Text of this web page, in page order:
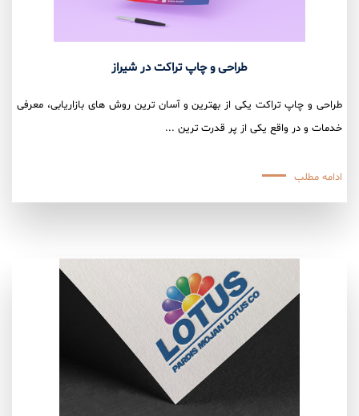
طراحی و چاپ تراکت در شیراز
طراحی و چاپ تراکت یکی از بهترین و آسان ترین روش های بازاریابی، معرفی
خدمات و در واقع یکی از پر قدرت ترین ...
ادامه مطلب